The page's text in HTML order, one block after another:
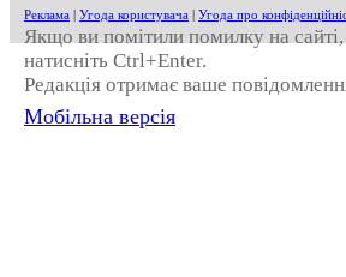
Реклама | Угода користувача | Угода про
Якщо ви помітили помилку на сайті,
натисніть Ctrl+Enter.
Редакція отримає ваше
Мобільна версія